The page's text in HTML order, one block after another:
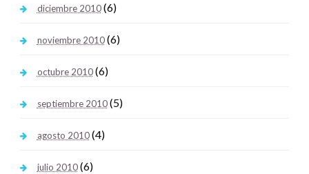
diciembre 2010(6)
noviembre 2010(6)
octubre 2010(6)
septiembre 2010(5)
agosto 2010(4)
julio 2010(6)